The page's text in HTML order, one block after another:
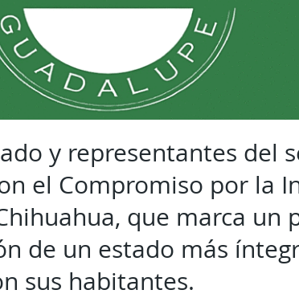
y representantes del
el Compromiso por la
que marca un
de un estado más
sus habitantes.